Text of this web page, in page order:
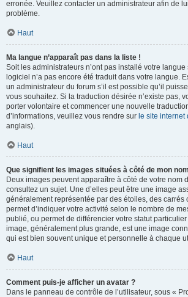
erronée. Veuillez contacter un administrateur afin de
problème.
Haut
Ma langue n’apparaît pas dans la liste !
Soit les administrateurs n’ont pas installé votre langue
logiciel n’a pas encore été traduit dans votre langue.
un administrateur du forum s’il est possible qu’il
vous souhaitez. Si la traduction désirée n’existe pas,
porter volontaire et commencer une nouvelle
d’informations, veuillez vous rendre sur le site internet
anglais).
Haut
Que signifient les images situées à côté de mon
Deux images peuvent apparaître à côté de votre nom
consultez un sujet. Une d’elles peut être une image
généralement représentée par des étoiles, des carrés
permet d’indiquer votre activité selon le nombre de
publié, ou permet de différencier votre statut particulier
image, généralement plus grande, est une image
qui est bien souvent unique et personnelle à chaque
Haut
Comment puis-je afficher un avatar ?
Dans le panneau de contrôle de l’utilisateur, sous «